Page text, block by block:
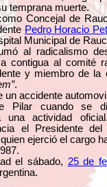
temprana muerte.
Concejal de
Pedro Horacio
Municipal de
al radicalismo
contigua al comité
y miembro de la
.
un accidente
Pilar cuando se
una actividad
el Presidente del
ejerció el cargo
el sábado, 25 de